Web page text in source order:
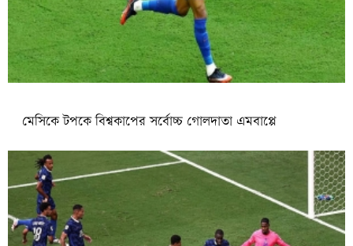
মেসিকে টপকে বিশ্বকাপের সর্বোচ্চ গোলদাতা এমবাপ্পে